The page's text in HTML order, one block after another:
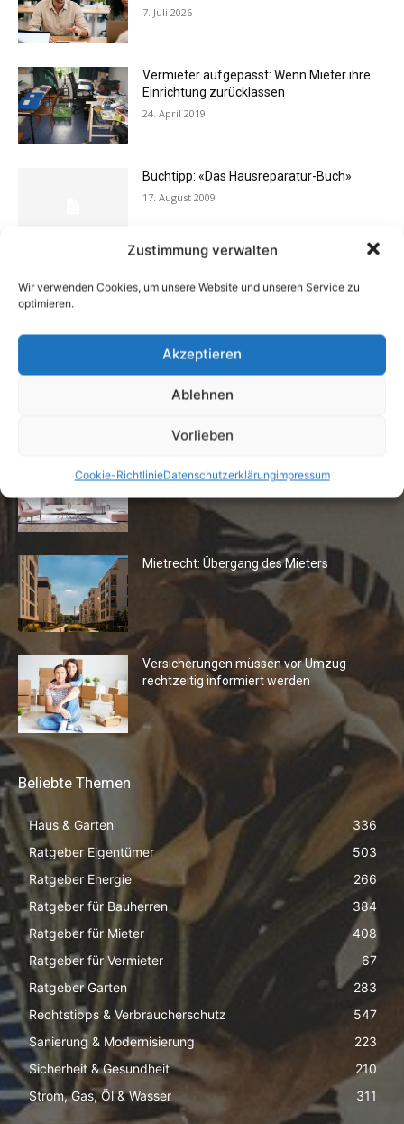
Zustimmung verwalten
Wir verwenden Cookies, um unsere Website und unseren Service zu
optimieren.
Akzeptieren
Ablehnen
Vorlieben
Cookie-RichtlinieDatenschutzerklärungimpressum
7. Juli 2026
Vermieter aufgepasst: Wenn Mieter ihre
Einrichtung zurücklassen
24. April 2019
Buchtipp: «Das Hausreparatur-Buch»
17. August 2009
Wohnzimmer
Mietrecht: Übergang des Mieters
Versicherungen müssen vor Umzug
rechtzeitig informiert werden
Beliebte Themen
Haus & Garten
336
Ratgeber Eigentümer
503
Ratgeber Energie
266
Ratgeber für Bauherren
384
Ratgeber für Mieter
408
Ratgeber für Vermieter
67
Ratgeber Garten
283
Rechtstipps & Verbraucherschutz
547
Sanierung & Modernisierung
223
Sicherheit & Gesundheit
210
Strom, Gas, Öl & Wasser
311